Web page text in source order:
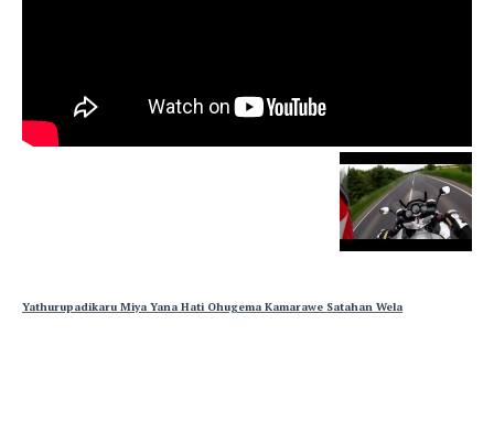
Yathurupadikaru Miya Yana Hati Ohugema Kamarawe Satahan Wela